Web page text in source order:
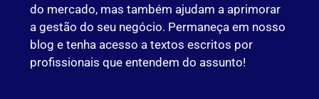
do mercado, mas também ajudam a aprimorar
a gestão do seu negócio. Permaneça em nosso
blog e tenha acesso a textos escritos por
profissionais que entendem do assunto!